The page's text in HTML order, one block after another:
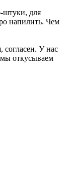
штуки, для
напилить. Чем
согласен. У нас
откусываем